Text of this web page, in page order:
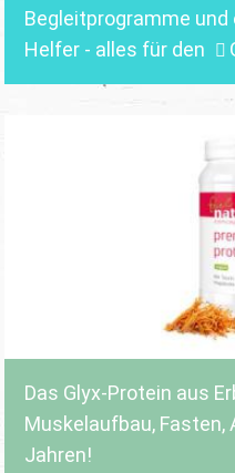
Begleitprogramme und
Helfer - alles für den
Das Glyx-Protein aus
Muskelaufbau, Fasten,
Jahren!